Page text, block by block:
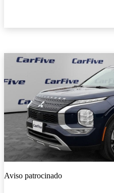
Aviso patrocinado